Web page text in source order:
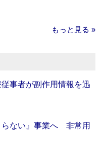
もっと見る »
事者が副作用情報を迅
らない』事業へ 非常用